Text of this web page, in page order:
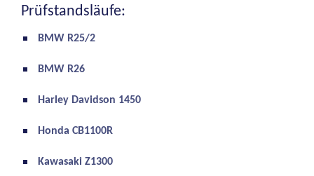
Prüfstandsläufe:
BMW R25/2
BMW R26
Harley Davidson 1450
Honda CB1100R
Kawasaki Z1300